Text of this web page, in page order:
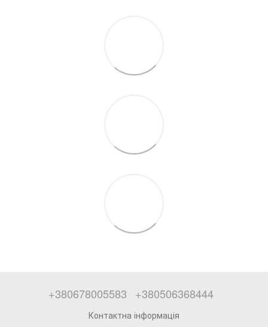
+380678005583 +380506368444
Контактна інформація